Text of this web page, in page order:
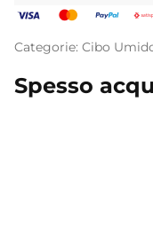
Categorie: Cibo
Spesso